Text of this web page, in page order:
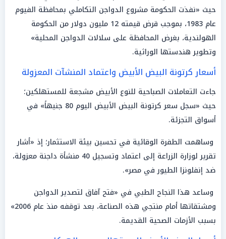
حيث «نفذت الحكومة مشروع الدواجن التكاملي بمحافظة الفيوم
عام 1983، بموجب قرض قيمته 12 مليون دولار من الحكومة
الهولندية، بغرض المحافظة على سلالات الدواجن المحلية»
وتطوير هندستها الوراثية.
أسعار كرتونة البيض الأبيض واعتماد المنشآت المعزولة
جاءت التعاملات الصباحية للنوع الأبيض مشجعة للمستهلكين؛
حيث «سجل سعر كرتونة البيض الأبيض اليوم 80 جنيهاً» في
أسواق التجزئة.
وساهمت الطفرة الوقائية في تحسين بيئة الاستثمار؛ إذ «أشار
تقرير لوزارة الزراعة إلى اعتماد وتسجيل 40 منشأة داجنة معزولة،
ضد إنفلونزا الطيور في مصر».
وساعد هذا النجاح الطبي في «فتح آفاق لتصدير الدواجن
ومشتقاتها أمام منتجي هذه الصناعة، بعد توقفه منذ عام 2006»
بسبب الأزمات الصحية القديمة.